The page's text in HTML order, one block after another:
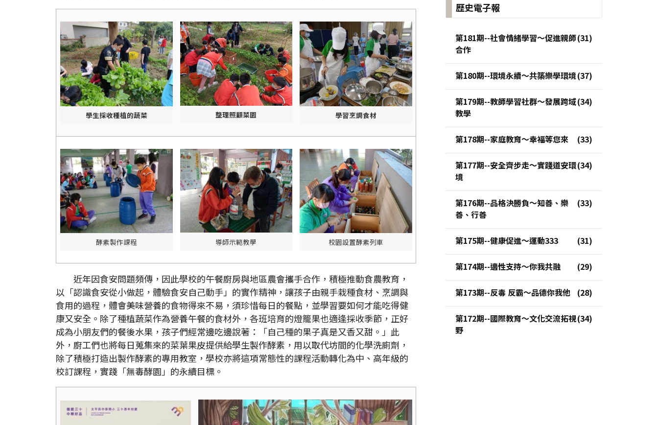
學生採收種植的蔬菜 整理照顧菜園 學習烹調食材
酵素製作課程 導師示範教學 校園設置酵素列車
近年因食安問題頻傳，因此學校的午餐廚房與地區農會攜手合作，積極推動食農教育，
以「認識食安從小做起，體驗食安自己動手」的實作精神，讓孩子由親手栽種食材、烹調與
食用的過程，體會美味營養的食物得來不易，須珍惜每日的餐點，並學習要如何才能吃得健
康又安全。除了種植蔬菜作為營養午餐的食材外，各班培育的燈籠果也適逢採收季節，正好
成為小朋友們的餐後水果，孩子們經常邊吃邊說著：「自己種的果子真是又香又甜。」此
外，廚工們也將每日蒐集來的菜葉果皮提供給學生製作酵素，用以取代坊間的化學洗廁劑，
除了積極打造出製作酵素的專用教室，學校亦將這項常態性的課程活動轉化為中、高年級的
校訂課程，實踐「無毒酵園」的永續目標。
歷史電子報
第181期--社會情緒學習～促進親師
合作
第180期--環境永續～共築樂學環境
第179期--教師學習社群～發展跨域
教學
第178期--家庭教育～幸福等您來
第177期--安全齊步走～實踐道安環
境
第176期--品格決勝負～知善、樂
善、行善
第175期--健康促進～運動333
第174期--適性支持～你我共融
第173期--反毒 反霸～品德你我他
第172期--國際教育～文化交流拓視
野